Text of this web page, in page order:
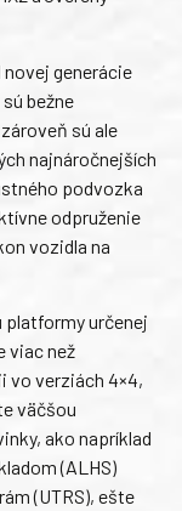
generácie
bežne
sú ale
najnáročnejších
podvozka
odpruženie
vozidla na
platformy určenej
viac než
vo verziách 4×4,
väčšou
ako napríklad
(ALHS)
(UTRS), ešte